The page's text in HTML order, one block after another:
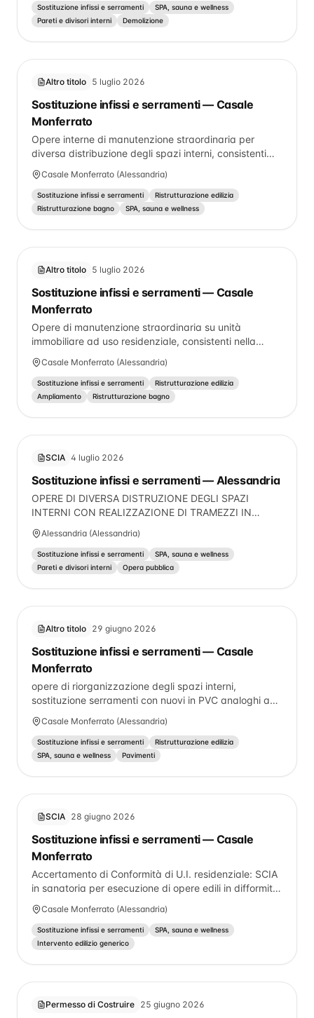
di muratura portante e tramezzi. Si precisa che
attualmente il tutto risulta erroneamente censito come
detta destinazione mentre il piano primo risulta avere
destinazione residenziale e non è mai st
Sostituzione infissi e serramenti
SPA, sauna e wellness
Pareti e divisori interni
Demolizione
Altro titolo 5 luglio 2026
Sostituzione infissi e serramenti — Casale
Monferrato
Opere interne di manutenzione straordinaria per
diversa distribuzione degli spazi interni, consistenti
nella demolizione di tramezzi non portanti tra
cucina/soggiorno e ingresso/soggiorno, finalizzata
alla creazione di un unico ambiente giorno;
realizzazione di nuova tramezzatura non portante in
pavimentazione interna mediante incollaggio su
pavimento esistente. Nessuna modifica a strutture,
Casale Monferrato (Alessandria)
Sostituzione infissi e serramenti
Ristrutturazione edilizia
Ristrutturazione bagno
SPA, sauna e wellness
Altro titolo 5 luglio 2026
Sostituzione infissi e serramenti — Casale
Monferrato
Opere di manutenzione straordinaria su unità
immobiliare ad uso residenziale, consistenti nella
ridefinizione della distribuzione interna degli spazi.
Nello specifico, l'intervento prevede la parziale
demolizione e il ribassamento del tramezzo divisorio
tra soggiorno e disimpegno. Si procederà al
vano adibito a cabina armadio e la sostituzione
integrale degli infissi esterni.
Casale Monferrato (Alessandria)
Sostituzione infissi e serramenti
Ristrutturazione edilizia
Ampliamento
Ristrutturazione bagno
SCIA 4 luglio 2026
Sostituzione infissi e serramenti — Alessandria
OPERE DI DIVERSA DISTRUZIONE DEGLI SPAZI
INTERNI CON REALIZZAZIONE DI TRAMEZZI IN
CARTONGESSO FINITI CON RASATURA AL CIVILE,
FORMAZIONE DI CONTROPARETE INTERNA IN
CARTONGESSO ISOLATA, APERTURA DI FINESTRE
SU CORTE DI PROPRIETA', FORMAZIONE DI PORTA E
Alessandria (Alessandria)
Sostituzione infissi e serramenti
SPA, sauna e wellness
Pareti e divisori interni
Opera pubblica
Altro titolo 29 giugno 2026
Sostituzione infissi e serramenti — Casale
Monferrato
opere di riorganizzazione degli spazi interni,
sostituzione serramenti con nuovi in PVC analoghi agli
esistenti per tipologia e colore, rifacimento completo
dei bagni esistenti, posa di nuovi pavimenti e
rivestimenti, ritinteggiatura di tutti gli ambienti, il tutto
da realizzare nell'unità immobiliare sita in Casale M.to
Casale Monferrato (Alessandria)
Sostituzione infissi e serramenti
Ristrutturazione edilizia
SPA, sauna e wellness
Pavimenti
SCIA 28 giugno 2026
Sostituzione infissi e serramenti — Casale
Monferrato
Accertamento di Conformità di U.I. residenziale: SCIA
in sanatoria per esecuzione di opere edili in difformità
dal Permesso Edilizio n.53 del 21.04.1971 e sua
Variante prot. n.16688 /1914 del 29/11/1972
consistenti in diversa distribuzione spazi interni e
modifica di aperture esterne.
Casale Monferrato (Alessandria)
Sostituzione infissi e serramenti
SPA, sauna e wellness
Intervento edilizio generico
Permesso di Costruire 25 giugno 2026